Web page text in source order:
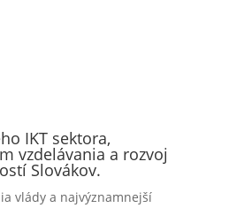
IKT sektora,
vzdelávania a rozvoj
Slovákov.
vlády a najvýznamnejší